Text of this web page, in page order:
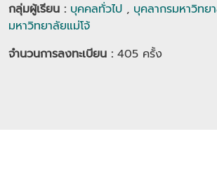
กลุ่มผู้เรียน : บุคคลทั่วไป , บุคลากรมหาวิทย
มหาวิทยาลัยแม่โจ้
จำนวนการลงทะเบียน : 405 ครั้ง